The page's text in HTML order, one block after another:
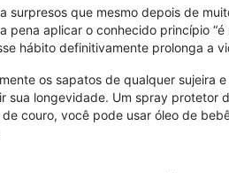
que mesmo depois de
aplicar o conhecido princípio
hábito definitivamente prolonga a
os sapatos de qualquer sujeira
longevidade. Um spray protetor
couro, você pode usar óleo de